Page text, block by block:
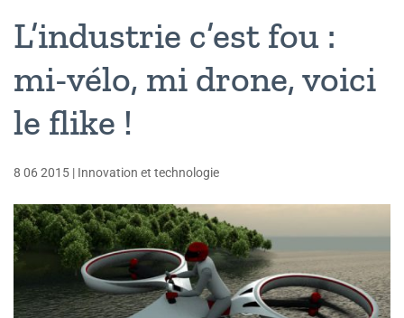
L’industrie c’est fou :
mi-vélo, mi drone, voici
le flike !
8 06 2015 | Innovation et technologie